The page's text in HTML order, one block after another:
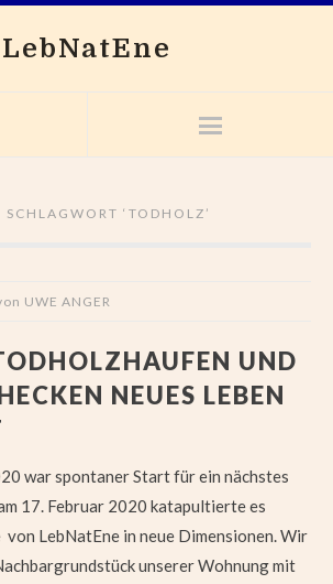
LebNatEne
‘ TODHOLZ ’
UWE ANGER
UND
NEUES LEBEN
war spontaner Start für ein nächstes
17. Februar 2020 katapultierte es
von LebNatEne in neue Dimensionen. Wir
unserer Wohnung mit